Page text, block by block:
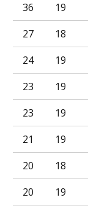
19
36
18
27
19
24
19
23
19
23
19
21
18
20
19
20